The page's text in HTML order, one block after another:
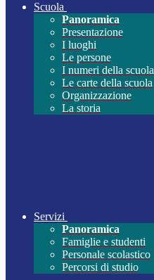
Scuola
Panoramica
Presentazione
I luoghi
Le persone
I numeri della scuola
Le carte della scuola
Organizzazione
La storia
Servizi
Panoramica
Famiglie e studenti
Personale scolastico
Percorsi di studio